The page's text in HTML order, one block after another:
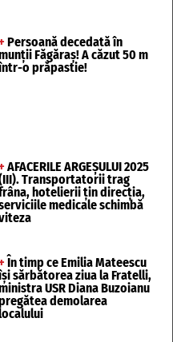
Persoană decedată în
Făgăraș! A căzut 50 m
o prăpastie!
AFACERILE ARGEȘULUI 2025
Transportatorii trag
hotelierii țin direcția,
medicale schimbă
În timp ce Emilia Mateescu
sărbătorea ziua la Fratelli,
USR Diana Buzoianu
demolarea